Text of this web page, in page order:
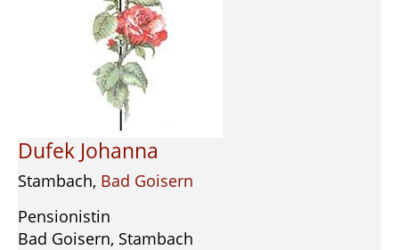
Dufek Johanna
Stambach, Bad Goisern
Pensionistin
Bad Goisern, Stambach